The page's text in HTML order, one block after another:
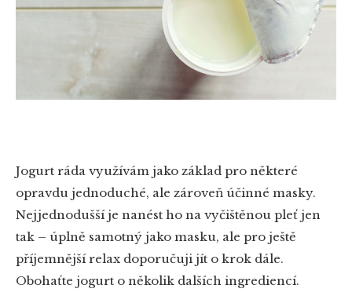
Jogurt ráda využívám jako základ pro některé
opravdu jednoduché, ale zároveň účinné masky.
Nejjednodušší je nanést ho na vyčištěnou pleť jen
tak – úplně samotný jako masku, ale pro ještě
příjemnější relax doporučuji jít o krok dále.
Obohaťte jogurt o několik dalších ingrediencí.